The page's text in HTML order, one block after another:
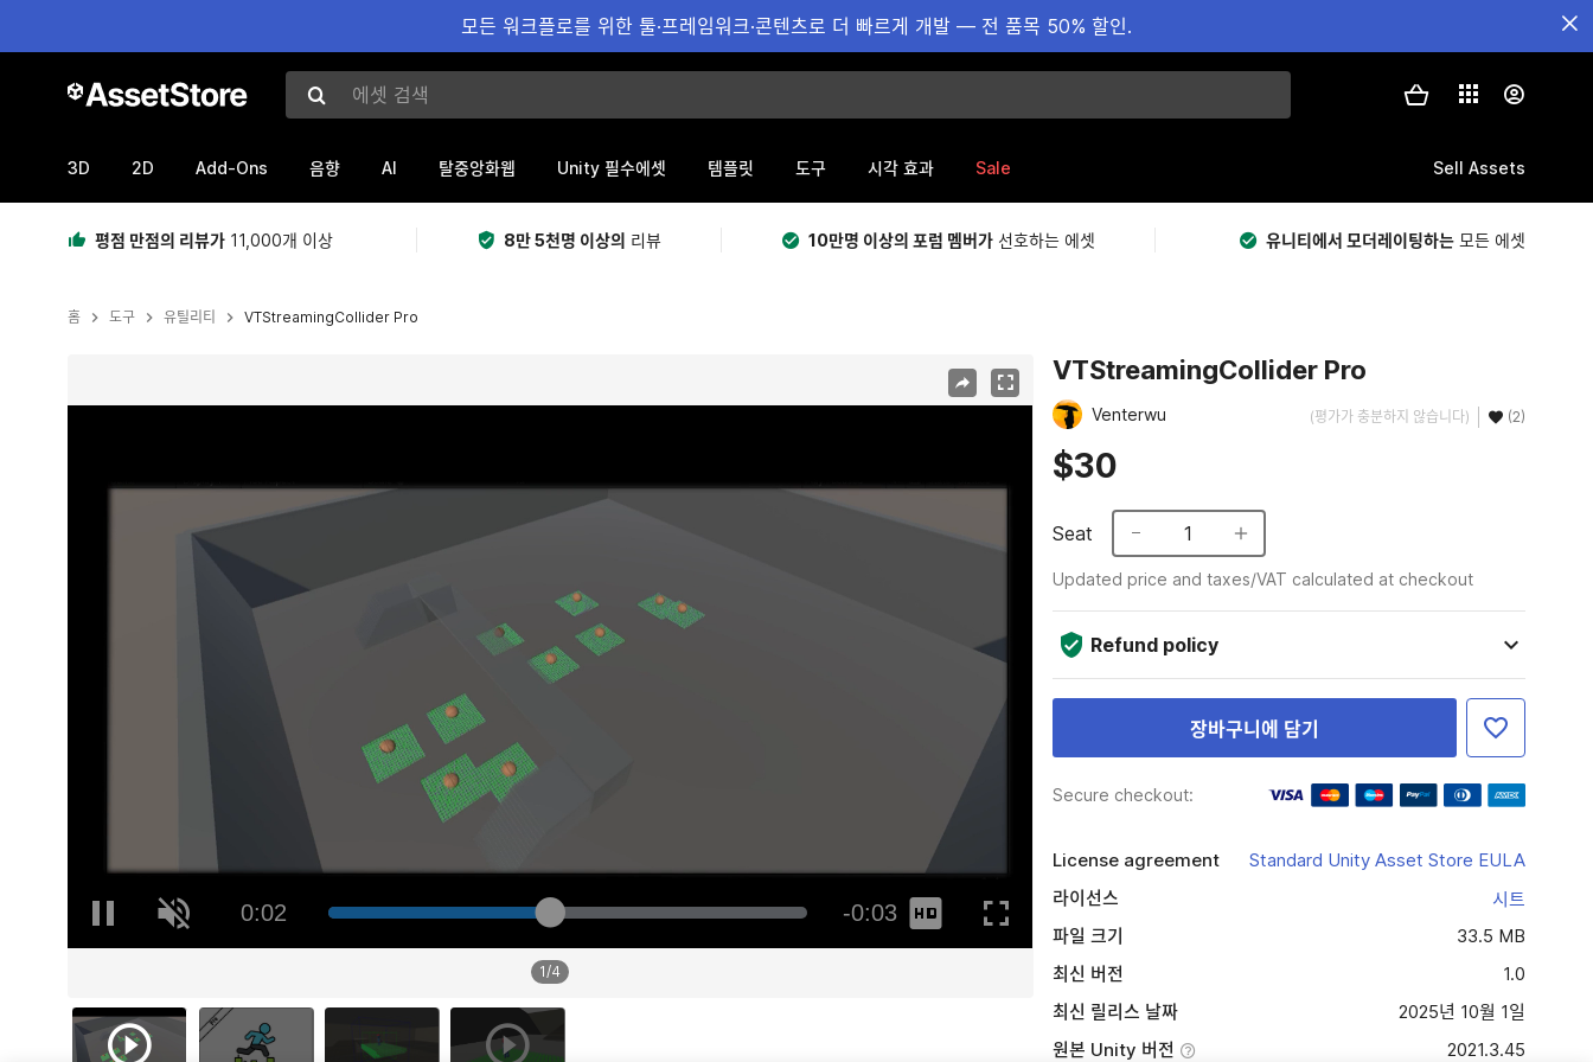
모든 워크플로를 위한 툴·프레임워크·콘텐츠로 더 빠르게 개발 — 전 품목 50% 할인.
에셋 검색
3D 2D Add-Ons 음향 AI 탈중앙화웹 Unity 필수에셋 템플릿 도구 시각 효과 Sale Sell Assets
평점 만점의 리뷰가 11,000개 이상 8만 5천명 이상의 리뷰 10만명 이상의 포럼 멤버가 선호하는 에셋 유니티에서 모더레이팅하는 모든 에셋
홈 도구 유틸리티 VTStreamingCollider Pro
1/4
VTStreamingCollider Pro
Venterwu (평가가 충분하지 않습니다) (2)
$30
Seat 1
Updated price and taxes/VAT calculated at checkout
Refund policy
장바구니에 담기
Secure checkout:
License agreement
Standard Unity Asset Store EULA
라이선스
시트
파일 크기
33.5 MB
최신 버전
1.0
최신 릴리스 날짜
2025년 10월 1일
원본 Unity 버전
2021.3.45